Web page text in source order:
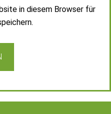
in diesem Browser für